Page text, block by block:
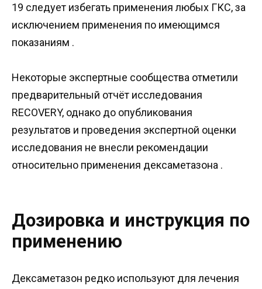
19 следует избегать применения любых ГКС, за
исключением применения по имеющимся
показаниям .
Некоторые экспертные сообщества отметили
предварительный отчёт исследования
RECOVERY, однако до опубликования
результатов и проведения экспертной оценки
исследования не внесли рекомендации
относительно применения дексаметазона .
Дозировка и инструкция по
применению
Дексаметазон редко используют для лечения